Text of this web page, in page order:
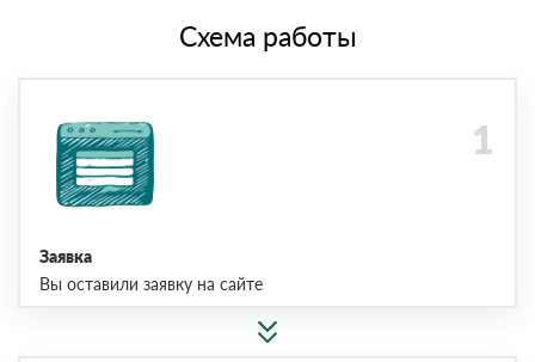
Схема работы
Заявка
Вы оставили заявку на сайте